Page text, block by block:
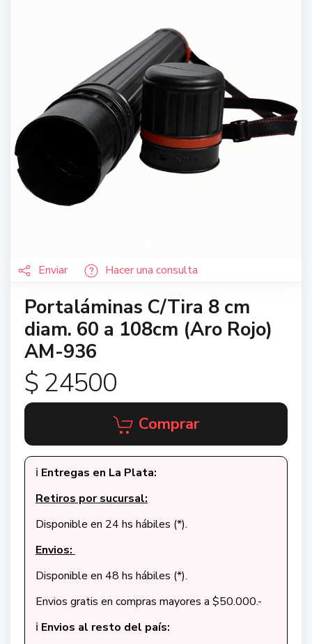
Enviar Hacer una consulta
Portaláminas C/Tira 8 cm
diam. 60 a 108cm (Aro Rojo)
AM-936
$ 24500
Comprar
ℹ️ Entregas en La Plata:
Retiros por sucursal:
Disponible en 24 hs hábiles (*).
Envios:
Disponible en 48 hs hábiles (*).
Envios gratis en compras mayores a $50.000.-
ℹ️ Envios al resto del país: